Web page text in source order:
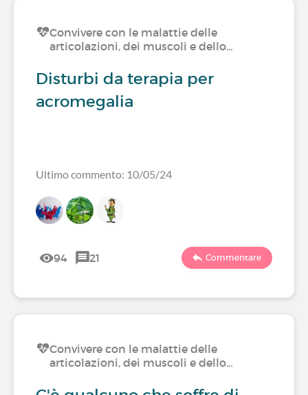
Convivere con le malattie delle
articolazioni, dei muscoli e dello…
Disturbi da terapia per
acromegalia
Ultimo commento: 10/05/24
94 21 Commentare
Convivere con le malattie delle
articolazioni, dei muscoli e dello…